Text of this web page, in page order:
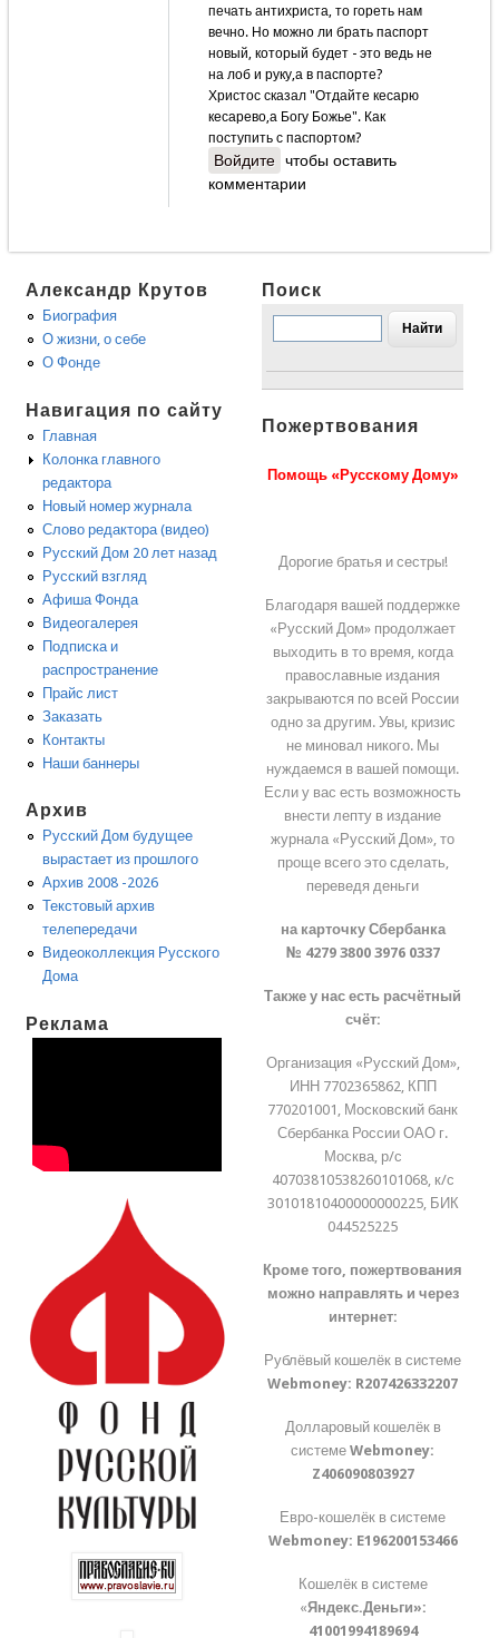
печать антихриста, то гореть нам
вечно. Но можно ли брать паспорт
новый, который будет - это ведь не
на лоб и руку,а в паспорте?
Христос сказал "Отдайте кесарю
кесарево,а Богу Божье". Как
поступить с паспортом?
Войдите чтобы оставить
комментарии
Александр Крутов
Биография
О жизни, о себе
О Фонде
Навигация по сайту
Главная
Колонка главного
редактора
Новый номер журнала
Слово редактора (видео)
Русский Дом 20 лет назад
Русский взгляд
Афиша Фонда
Видеогалерея
Подписка и
распространение
Прайс лист
Заказать
Контакты
Наши баннеры
Архив
Русский Дом будущее
вырастает из прошлого
Архив 2008 -2026
Текстовый архив
телепередачи
Видеоколлекция Русского
Дома
Реклама
Поиск
Пожертвования
Помощь «Русскому Дому»
Дорогие братья и сестры!
Благодаря вашей поддержке
«Русский Дом» продолжает
выходить в то время, когда
православные издания
закрываются по всей России
одно за другим. Увы, кризис
не миновал никого. Мы
нуждаемся в вашей помощи.
Если у вас есть возможность
внести лепту в издание
журнала «Русский Дом», то
проще всего это сделать,
переведя деньги
на карточку Сбербанка
№ 4279 3800 3976 0337
Также у нас есть расчётный
счёт:
Организация «Русский Дом»,
ИНН 7702365862, КПП
770201001, Московский банк
Сбербанка России ОАО г.
Москва, р/с
40703810538260101068, к/с
30101810400000000225, БИК
044525225
Кроме того, пожертвования
можно направлять и через
интернет:
Рублёвый кошелёк в системе
Webmoney: R207426332207
Долларовый кошелёк в
системеWebmoney:
Z406090803927
Евро-кошелёк в системе
Webmoney: E196200153466
Кошелёк в системе
«Яндекс.Деньги»:
41001994189694